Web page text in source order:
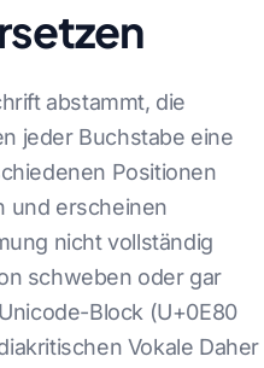
abstammt, die
jeder Buchstabe eine
Positionen
und erscheinen
nicht vollständig
schweben oder gar
Block (U+0E80
Vokale Daher